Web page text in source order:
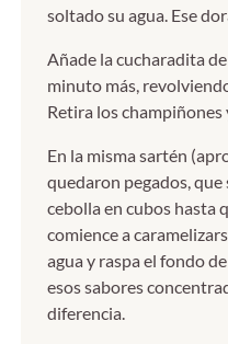
soltado su agua. Ese
Añade la cucharadita
minuto más,
Retira los
En la misma sartén
quedaron pegados,
cebolla en cubos hasta
comience a
agua y raspa el fondo
esos sabores
diferencia.